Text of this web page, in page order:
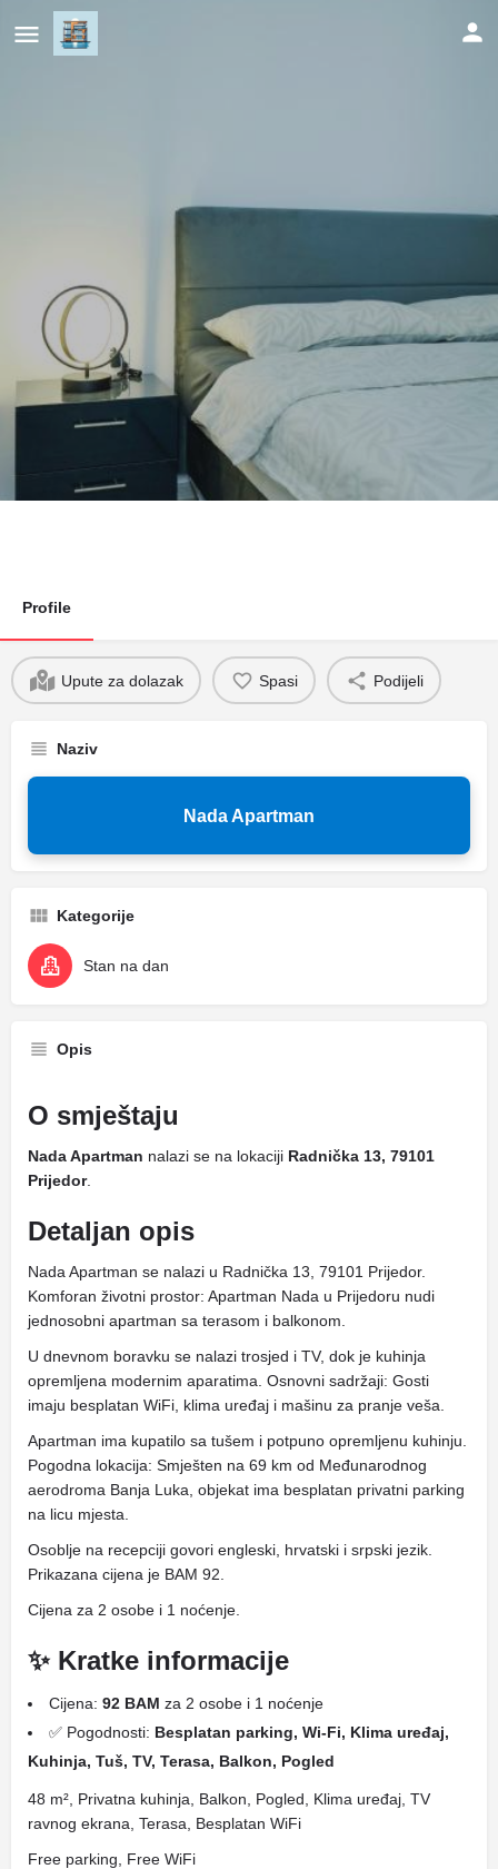
Nada Apartman
Profile
Upute za dolazak Spasi Podijeli
Naziv
Nada Apartman
Kategorije
Stan na dan
Opis
O smještaju
Nada Apartman nalazi se na lokaciji Radnička 13, 79101
Prijedor.
Detaljan opis
Nada Apartman se nalazi u Radnička 13, 79101 Prijedor.
Komforan životni prostor: Apartman Nada u Prijedoru nudi
jednosobni apartman sa terasom i balkonom.
U dnevnom boravku se nalazi trosjed i TV, dok je kuhinja
opremljena modernim aparatima. Osnovni sadržaji: Gosti
imaju besplatan WiFi, klima uređaj i mašinu za pranje veša.
Apartman ima kupatilo sa tušem i potpuno opremljenu kuhinju.
Pogodna lokacija: Smješten na 69 km od Međunarodnog
aerodroma Banja Luka, objekat ima besplatan privatni parking
na licu mjesta.
Osoblje na recepciji govori engleski, hrvatski i srpski jezik.
Prikazana cijena je BAM 92.
Cijena za 2 osobe i 1 noćenje.
✨ Kratke informacije
Cijena: 92 BAM za 2 osobe i 1 noćenje
✅ Pogodnosti: Besplatan parking, Wi-Fi, Klima uređaj,
Kuhinja, Tuš, TV, Terasa, Balkon, Pogled
48 m², Privatna kuhinja, Balkon, Pogled, Klima uređaj, TV
ravnog ekrana, Terasa, Besplatan WiFi
Free parking, Free WiFi